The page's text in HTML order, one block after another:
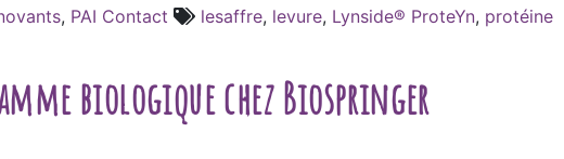
, PAI Contact lesaffre, levure, Lynside® ProteYn, protéine
biologique chez Biospringer